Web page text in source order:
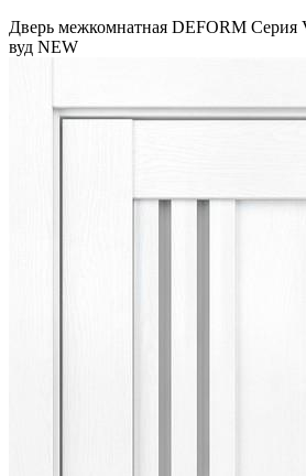
Дверь межкомнатная DEFORM
вуд NEW